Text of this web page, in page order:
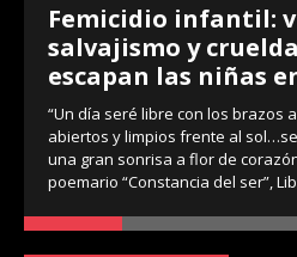
Femicidio infantil:
salvajismo y
escapan las niñas
“Un día seré libre con los brazos
abiertos y limpios frente al
una gran sonrisa a flor de
poemario “Constancia del ser”,